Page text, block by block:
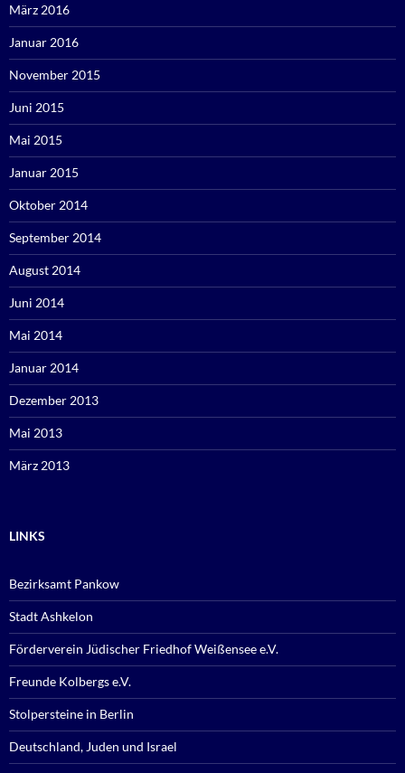
März 2016
Januar 2016
November 2015
Juni 2015
Mai 2015
Januar 2015
Oktober 2014
September 2014
August 2014
Juni 2014
Mai 2014
Januar 2014
Dezember 2013
Mai 2013
März 2013
LINKS
Bezirksamt Pankow
Stadt Ashkelon
Förderverein Jüdischer Friedhof Weißensee e.V.
Freunde Kolbergs e.V.
Stolpersteine in Berlin
Deutschland, Juden und Israel